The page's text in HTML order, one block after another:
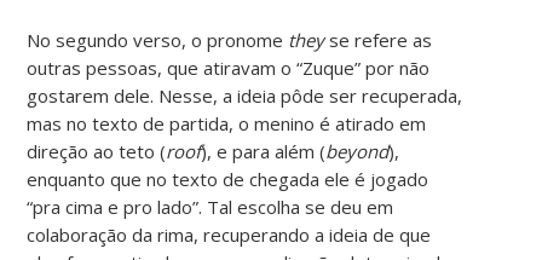
No segundo verso, o pronome theyse refere as
outras pessoas, que atiravam o “Zuque” por não
gostarem dele. Nesse, a ideia pôde ser recuperada,
mas no texto de partida, o menino é atirado em
direção ao teto (roof), e para além (beyond),
enquanto que no texto de chegada ele é jogado
“pra cima e pro lado”. Tal escolha se deu em
colaboração da rima, recuperando a ideia de que